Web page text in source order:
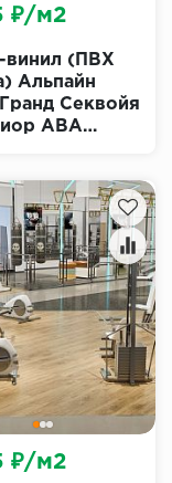
винил (ПВХ
Альпайн
Секвойя
ABA
ECO Grand
₽/м2
₽/м2